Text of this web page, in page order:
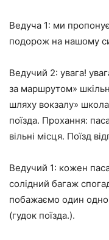
Ведуча 1: ми
подорож на нашому
Ведучий 2: увага!
за маршрутом»
шляху вокзалу»
поїзда. Прохання:
вільні місця. Поїзд
Ведучий 1: кожен
солідний багаж
побажаємо один
(гудок поїзда.).